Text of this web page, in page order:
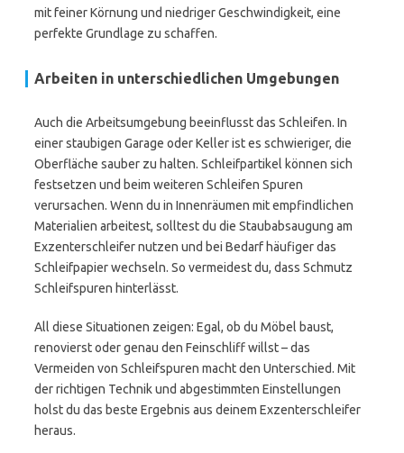
mit feiner Körnung und niedriger Geschwindigkeit, eine
perfekte Grundlage zu schaffen.
Arbeiten in unterschiedlichen Umgebungen
Auch die Arbeitsumgebung beeinflusst das Schleifen. In
einer staubigen Garage oder Keller ist es schwieriger, die
Oberfläche sauber zu halten. Schleifpartikel können sich
festsetzen und beim weiteren Schleifen Spuren
verursachen. Wenn du in Innenräumen mit empfindlichen
Materialien arbeitest, solltest du die Staubabsaugung am
Exzenterschleifer nutzen und bei Bedarf häufiger das
Schleifpapier wechseln. So vermeidest du, dass Schmutz
Schleifspuren hinterlässt.
All diese Situationen zeigen: Egal, ob du Möbel baust,
renovierst oder genau den Feinschliff willst – das
Vermeiden von Schleifspuren macht den Unterschied. Mit
der richtigen Technik und abgestimmten Einstellungen
holst du das beste Ergebnis aus deinem Exzenterschleifer
heraus.